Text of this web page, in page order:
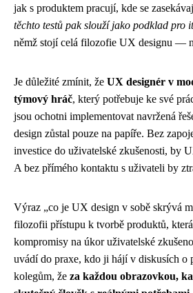
jak s produktem pracují, kde se
těchto testů pak slouží jako podklad pro
němž stojí celá filozofie UX designu —
Je důležité zmínit, že UX designér v
týmový hráč, který potřebuje ke své
jsou ochotni implementovat navržená
design zůstal pouze na papíře. Bez
investice do uživatelské zkušenosti, by
A bez přímého kontaktu s uživateli by
Výraz „co je UX design v sobě skrývá
filozofii přístupu k tvorbě produktů,
kompromisy na úkor uživatelské
uvádí do praxe, kdo ji hájí v diskusích o
kolegům, že za každou obrazovkou,